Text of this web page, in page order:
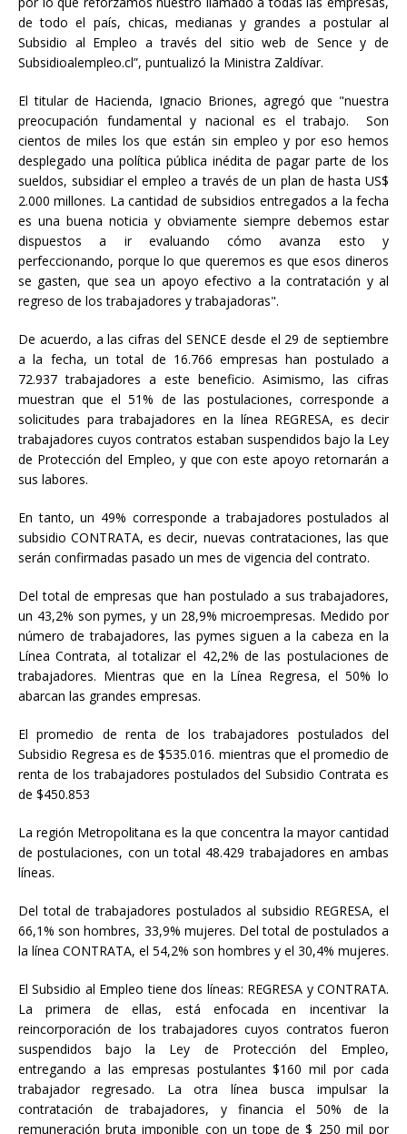
de todo el país, chicas, medianas y grandes a postular al
Subsidio al Empleo a través del sitio web de Sence y de
Subsidioalempleo.cl”, puntualizó la Ministra Zaldívar.
El titular de Hacienda, Ignacio Briones, agregó que "nuestra
preocupación fundamental y nacional es el trabajo. Son
cientos de miles los que están sin empleo y por eso hemos
desplegado una política pública inédita de pagar parte de los
sueldos, subsidiar el empleo a través de un plan de hasta US$
2.000 millones. La cantidad de subsidios entregados a la fecha
es una buena noticia y obviamente siempre debemos estar
dispuestos a ir evaluando cómo avanza esto y
perfeccionando, porque lo que queremos es que esos dineros
se gasten, que sea un apoyo efectivo a la contratación y al
regreso de los trabajadores y trabajadoras".
De acuerdo, a las cifras del SENCE desde el 29 de septiembre
a la fecha, un total de 16.766 empresas han postulado a
72.937 trabajadores a este beneficio. Asimismo, las cifras
muestran que el 51% de las postulaciones, corresponde a
solicitudes para trabajadores en la línea REGRESA, es decir
trabajadores cuyos contratos estaban suspendidos bajo la Ley
de Protección del Empleo, y que con este apoyo retornarán a
sus labores.
En tanto, un 49% corresponde a trabajadores postulados al
subsidio CONTRATA, es decir, nuevas contrataciones, las que
serán confirmadas pasado un mes de vigencia del contrato.
Del total de empresas que han postulado a sus trabajadores,
un 43,2% son pymes, y un 28,9% microempresas. Medido por
número de trabajadores, las pymes siguen a la cabeza en la
Línea Contrata, al totalizar el 42,2% de las postulaciones de
trabajadores. Mientras que en la Línea Regresa, el 50% lo
abarcan las grandes empresas.
El promedio de renta de los trabajadores postulados del
Subsidio Regresa es de $535.016. mientras que el promedio de
renta de los trabajadores postulados del Subsidio Contrata es
de $450.853
La región Metropolitana es la que concentra la mayor cantidad
de postulaciones, con un total 48.429 trabajadores en ambas
líneas.
Del total de trabajadores postulados al subsidio REGRESA, el
66,1% son hombres, 33,9% mujeres. Del total de postulados a
la línea CONTRATA, el 54,2% son hombres y el 30,4% mujeres.
El Subsidio al Empleo tiene dos líneas: REGRESA y CONTRATA.
La primera de ellas, está enfocada en incentivar la
reincorporación de los trabajadores cuyos contratos fueron
suspendidos bajo la Ley de Protección del Empleo,
entregando a las empresas postulantes $160 mil por cada
trabajador regresado. La otra línea busca impulsar la
contratación de trabajadores, y financia el 50% de la
remuneración bruta imponible con un tope de $ 250 mil por